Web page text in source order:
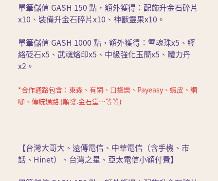
單筆儲值 GASH 150 點，額外獲得：配飾升金石碎片
x10、裝備升金石碎片x10、神獸靈果x10。
單筆儲值 GASH 1000 點，額外獲得：雪魂珠x5、經
絡砭石x5、武魂烙印x5、中級強化玉簡x5、體力丹
x2。
*合作通路包含：東森、有閑、口袋樂、Payeasy、蝦皮、網
咖、傳統通路 (順發.金石堂…等等)
【台灣大哥大、遠傳電信、中華電信（含手機、市
話、Hinet）、台灣之星、亞太電信小額付費】